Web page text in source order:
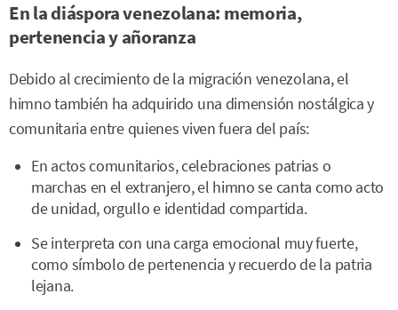
En la diáspora venezolana: memoria,
pertenencia y añoranza
Debido al crecimiento de la migración venezolana, el
himno también ha adquirido una dimensión nostálgica y
comunitaria entre quienes viven fuera del país:
En actos comunitarios, celebraciones patrias o
marchas en el extranjero, el himno se canta como acto
de unidad, orgullo e identidad compartida.
Se interpreta con una carga emocional muy fuerte,
como símbolo de pertenencia y recuerdo de la patria
lejana.